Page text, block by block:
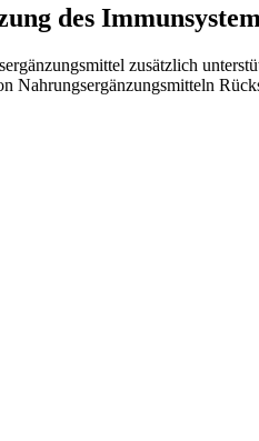
des
zusätzlich
Nahrungsergänzungsmitteln